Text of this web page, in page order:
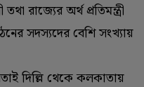
রাজ্যের অর্থ প্রতিমন্ত্রী
সদস্যদের বেশি সংখ্যায়
দিল্লি থেকে কলকাতায়